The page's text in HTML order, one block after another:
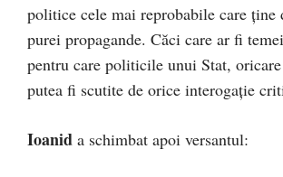
politice cele mai reprobabile care ține
purei propagande. Căci care ar fi
pentru care politicile unui Stat,
putea fi scutite de orice interogație
Ioanid a schimbat apoi versantul: